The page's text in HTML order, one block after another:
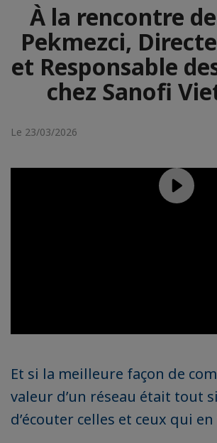
À la rencontre
Pekmezci,
et Responsable
chez Sanofi
Le 23/03/2026
Et si la meilleure façon de
valeur d’un réseau était tout
d’écouter celles et ceux qui